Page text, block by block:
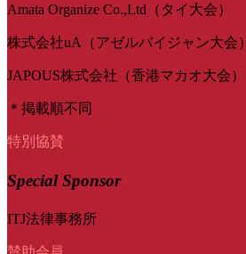
Amata Organize Co.,Ltd（タイ大会）
株式会社uA（アゼルバイジャン大会）
JAPOUS株式会社（香港マカオ大会）
＊掲載順不同
特別協賛
Special Sponsor
ITJ法律事務所